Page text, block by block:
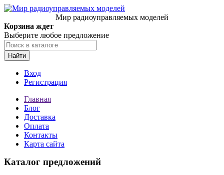
Мир радиоуправляемых моделей
Корзина ждет
Выберите любое предложение
Найти
Вход
Регистрация
Главная
Блог
Доставка
Оплата
Контакты
Карта сайта
Каталог предложений